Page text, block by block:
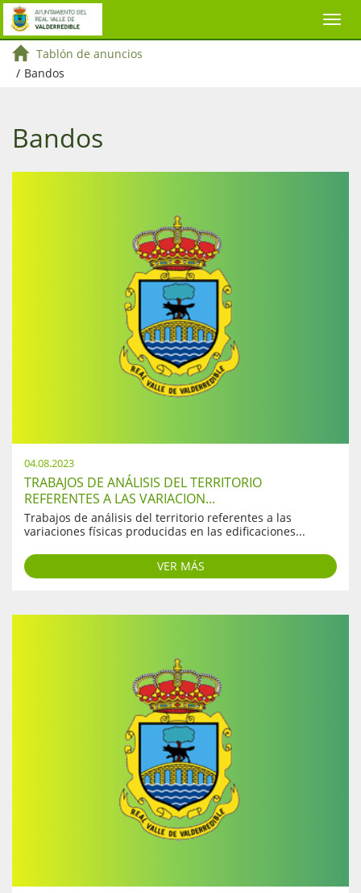
Tablón de anuncios
/ Bandos
Bandos
04.08.2023
TRABAJOS DE ANÁLISIS DEL TERRITORIO
REFERENTES A LAS VARIACION...
Trabajos de análisis del territorio referentes a las
variaciones físicas producidas en las edificaciones...
VER MÁS